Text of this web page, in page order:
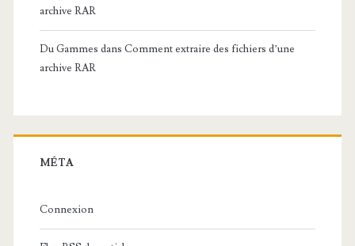
archive RAR
Du Gammes dans Comment extraire des fichiers d’une
archive RAR
MÉTA
Connexion